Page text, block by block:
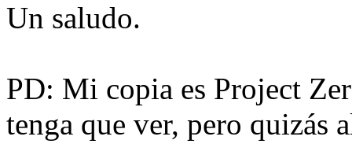
Un saludo.
PD: Mi copia es Project
tenga que ver, pero quizás